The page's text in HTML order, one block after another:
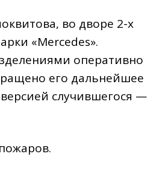
во дворе 2-х
«Мercedes».
оперативно
его дальнейшее
случившегося —